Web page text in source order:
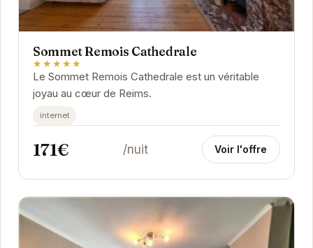
Sommet Remois Cathedrale
★★★★★
Le Sommet Remois Cathedrale est un véritable
joyau au cœur de Reims.
internet
171€ /nuit Voir l'offre